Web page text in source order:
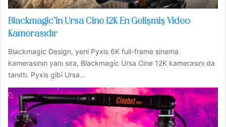
Blackmagic’in Ursa Cine 12K En Gelişmiş Video
Kamerasıdır
Blackmagic Design, yeni Pyxis 6K full-frame sinema
kamerasının yanı sıra, Blackmagic Ursa Cine 12K kamerasını da
tanıttı. Pyxis gibi Ursa…